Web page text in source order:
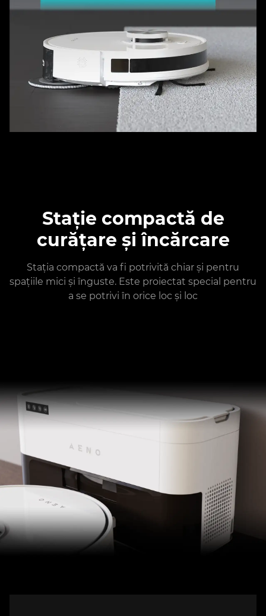
Stație compactă de
curățare și încărcare
Stația compactă va fi potrivită chiar și pentru
spațiile mici și înguste. Este proiectat special pentru
a se potrivi în orice loc și loc